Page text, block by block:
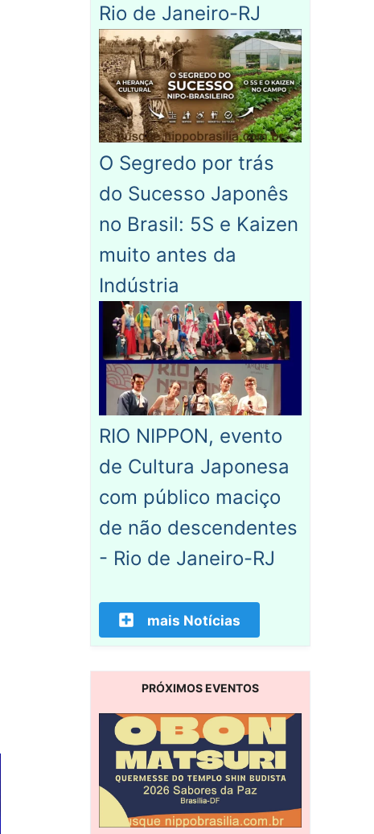
Rio de Janeiro-RJ
O Segredo por trás
do Sucesso Japonês
no Brasil: 5S e Kaizen
muito antes da
Indústria
RIO NIPPON, evento
de Cultura Japonesa
com público maciço
de não descendentes
- Rio de Janeiro-RJ
mais Notícias
PRÓXIMOS EVENTOS